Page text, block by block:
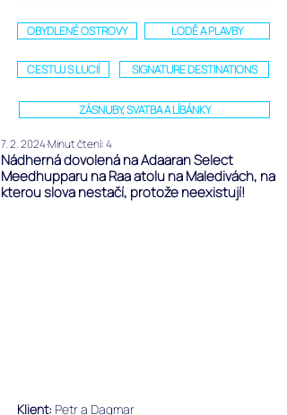
Nádherná dovolená na Adaaran Select
Meedhupparu na Raa atolu na Maledivách, na
kterou slova nestačí, protože neexistují!
7. 2. 2024Minut čtení: 4
Klient: Petr a Dagmar
OBYDLENÉ OSTROVY LODĚ A PLAVBY
CESTUJ S LUCIÍ SIGNATURE DESTINATIONS
ZÁSNUBY, SVATBA A LÍBÁNKY